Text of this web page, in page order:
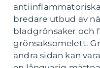
bredare utbud av
bladgrönsaker och
grönsaksomelett.
andra sidan kan